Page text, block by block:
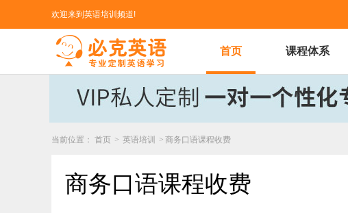
欢迎来到英语培训频道!
首页 课程体系
当前位置： 首页 > 英语培训 > 商务口语课程收费
商务口语课程收费